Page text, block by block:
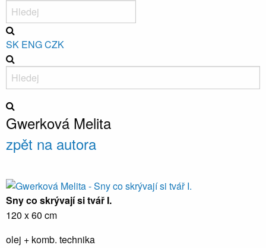
SK ENGCZK
Gwerková Melita
zpět na autora
Sny co skrývají si tvář I.
120 x 60 cm
olej + komb. technika